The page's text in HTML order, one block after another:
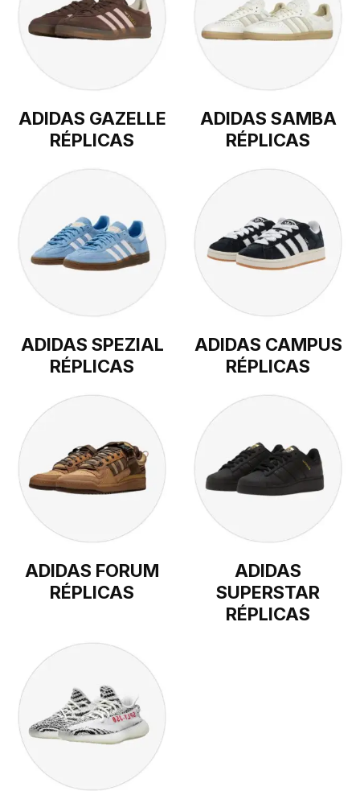
ADIDAS GAZELLE
RÉPLICAS
ADIDAS SAMBA
RÉPLICAS
ADIDAS SPEZIAL
RÉPLICAS
ADIDAS CAMPUS
RÉPLICAS
ADIDAS FORUM
RÉPLICAS
ADIDAS
SUPERSTAR
RÉPLICAS